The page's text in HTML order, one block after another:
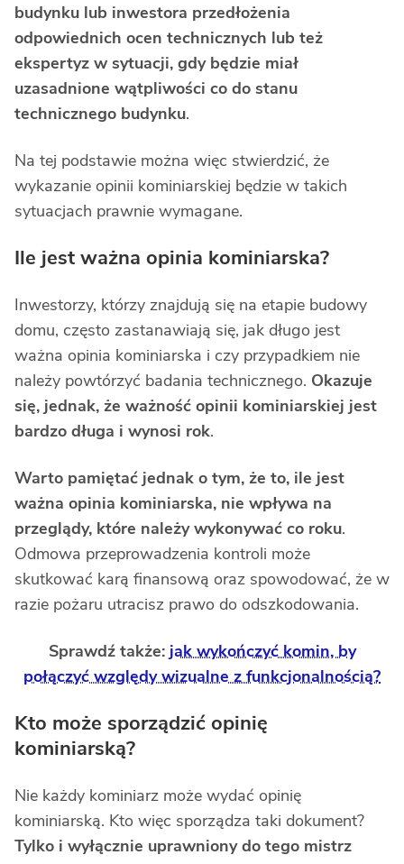
budynku lub inwestora przedłożenia
odpowiednich ocen technicznych lub też
ekspertyz w sytuacji, gdy będzie miał
uzasadnione wątpliwości co do stanu
technicznego budynku.
Na tej podstawie można więc stwierdzić, że
wykazanie opinii kominiarskiej będzie w takich
sytuacjach prawnie wymagane.
Ile jest ważna opinia kominiarska?
Inwestorzy, którzy znajdują się na etapie budowy
domu, często zastanawiają się, jak długo jest
ważna opinia kominiarska i czy przypadkiem nie
należy powtórzyć badania technicznego. Okazuje
się, jednak, że ważność opinii kominiarskiej jest
bardzo długa i wynosi rok.
Warto pamiętać jednak o tym, że to, ile jest
ważna opinia kominiarska, nie wpływa na
przeglądy, które należy wykonywać co roku.
Odmowa przeprowadzenia kontroli może
skutkować karą finansową oraz spowodować, że w
razie pożaru utracisz prawo do odszkodowania.
Sprawdź także: jak wykończyć komin, by
połączyć względy wizualne z funkcjonalnością?
Kto może sporządzić opinię
kominiarską?
Nie każdy kominiarz może wydać opinię
kominiarską. Kto więc sporządza taki dokument?
Tylko i wyłącznie uprawniony do tego mistrz